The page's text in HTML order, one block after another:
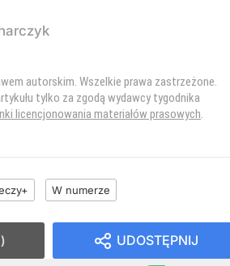
autorskim. Wszelkie prawa zastrzeżone.
tylko za zgodą wydawcy tygodnika
licencjonowania materiałów prasowych.
W numerze
UDOSTĘPNIJ